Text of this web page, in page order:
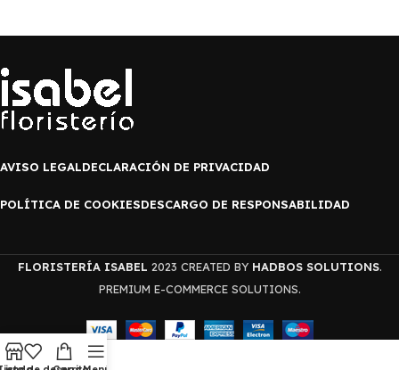
AVISO LEGALDECLARACIÓN DE PRIVACIDAD
POLÍTICA DE COOKIESDESCARGO DE RESPONSABILIDAD
FLORISTERÍA ISABEL 2023 CREATED BY HADBOS SOLUTIONS.
PREMIUM E-COMMERCE SOLUTIONS.